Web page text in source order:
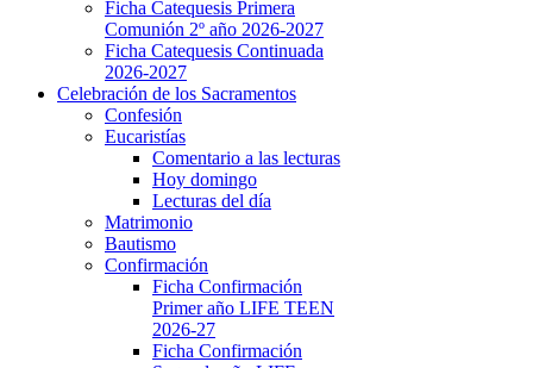
Ficha Catequesis Primera
Comunión 2º año 2026-2027
Ficha Catequesis Continuada
2026-2027
Celebración de los Sacramentos
Confesión
Eucaristías
Comentario a las lecturas
Hoy domingo
Lecturas del día
Matrimonio
Bautismo
Confirmación
Ficha Confirmación
Primer año LIFE TEEN
2026-27
Ficha Confirmación